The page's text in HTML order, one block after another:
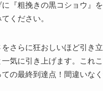
『粗挽きの黒コショウ』
ください。
さらに狂おしいほど引き
気に引き上げます。これ
の最終到達点！間違いな